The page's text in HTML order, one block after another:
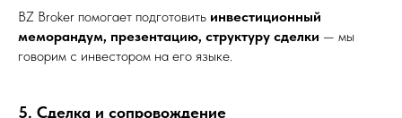
BZ Broker помогает подготовить инвестиционный
меморандум, презентацию, структуру сделки — мы
говорим с инвестором на его языке.
5. Сделка и сопровождение